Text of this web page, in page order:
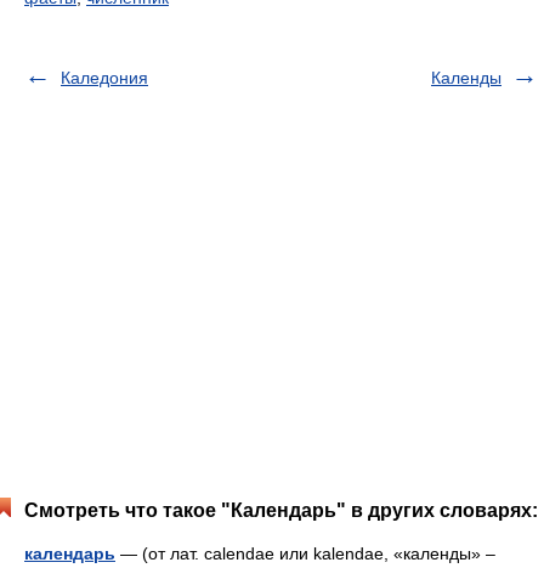
Каледония Календы
Смотреть что такое "Календарь" в других словарях:
календарь — (от лат. calendae или kalendae, «календы» –